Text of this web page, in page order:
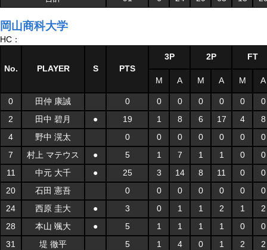
岡山商科大学
HC：
No. PLAYER S PTS
3P 2P FT
M A M A M A
0 田仲 康誠 0 0 0 0 0 0
0
2
田中 碧月 ● 19 1 8 6 17 4
8
4
野中 滉太 0 0 0 0 0 0
0
7
村上 マテウス ● 5 1 7 1 1 0
0
11
中元 大千 ● 25 3 14 8 11 0
0
20
石田 憲吾 0 0 0 0 0 0
0
24
西原 圭大 ● 3 0 1 1 2 1
2
28
本山 颯大 ● 5 1 1 1 1 0
0
31
堤 徹平 5 1 4 0 1 2
2